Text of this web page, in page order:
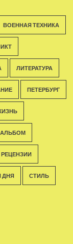
ВОЕННАЯ ТЕХНИКА
ЛИТЕРАТУРА
ПЕТЕРБУРГ
РЕЦЕНЗИИ
ДНЯ СТИЛЬ